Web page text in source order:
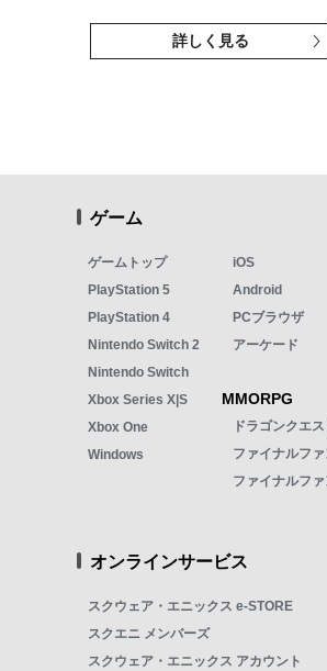
詳しく見る
ゲーム
ゲームトップ
PlayStation 5
PlayStation 4
Nintendo Switch 2
Nintendo Switch
Xbox Series X|S
Xbox One
Windows
iOS
Android
PCブラウザ
アーケード
MMORPG
ドラゴンクエ
ファイナルフ
ファイナルファ
オンラインサービス
スクウェア・エニックス e-STORE
スクエニ メンバーズ
スクウェア・エニックス アカウント